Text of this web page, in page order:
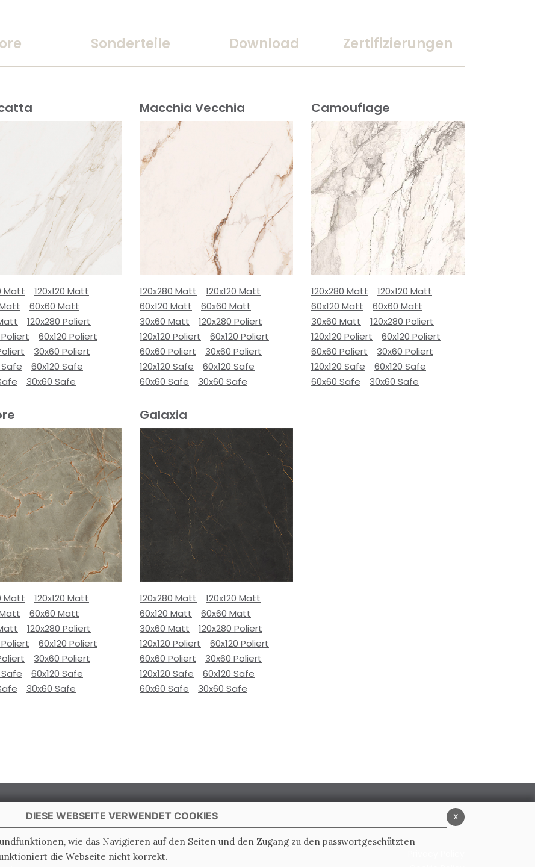
Sonderteile Download Zertifizierungen
Matt
120x120 Matt
60x60 Matt
120x280 Poliert
Poliert
60x120 Poliert
30x60 Poliert
Safe
60x120 Safe
30x60 Safe
Macchia Vecchia
120x280 Matt
120x120 Matt
60x120 Matt
60x60 Matt
30x60 Matt
120x280 Poliert
120x120 Poliert
60x120 Poliert
60x60 Poliert
30x60 Poliert
120x120 Safe
60x120 Safe
60x60 Safe
30x60 Safe
Camouflage
120x280 Matt
120x120 Matt
60x120 Matt
60x60 Matt
30x60 Matt
120x280 Poliert
120x120 Poliert
60x120 Poliert
60x60 Poliert
30x60 Poliert
120x120 Safe
60x120 Safe
60x60 Safe
30x60 Safe
Matt
120x120 Matt
60x60 Matt
120x280 Poliert
Poliert
60x120 Poliert
30x60 Poliert
Safe
60x120 Safe
30x60 Safe
Galaxia
120x280 Matt
120x120 Matt
60x120 Matt
60x60 Matt
30x60 Matt
120x280 Poliert
120x120 Poliert
60x120 Poliert
60x60 Poliert
30x60 Poliert
120x120 Safe
60x120 Safe
60x60 Safe
30x60 Safe
x
DIESE WEBSEITE VERWENDET COOKIES
wie das Navigieren auf den Seiten und den Zugang zu den passwortgeschützten
die Webseite nicht korrekt.